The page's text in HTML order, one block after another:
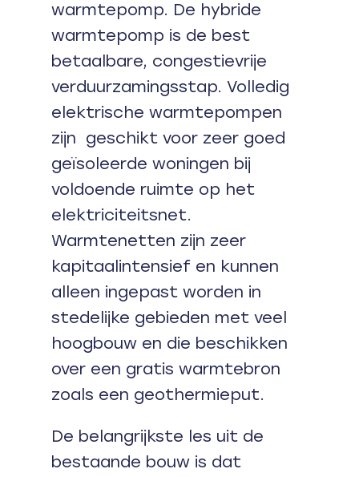
warmtepomp. De hybride
warmtepomp is de best
betaalbare, congestievrije
verduurzamingsstap. Volledig
elektrische warmtepompen
zijn geschikt voor zeer goed
geïsoleerde woningen bij
voldoende ruimte op het
elektriciteitsnet.
Warmtenetten zijn zeer
kapitaalintensief en kunnen
alleen ingepast worden in
stedelijke gebieden met veel
hoogbouw en die beschikken
over een gratis warmtebron
zoals een geothermieput.
De belangrijkste les uit de
bestaande bouw is dat